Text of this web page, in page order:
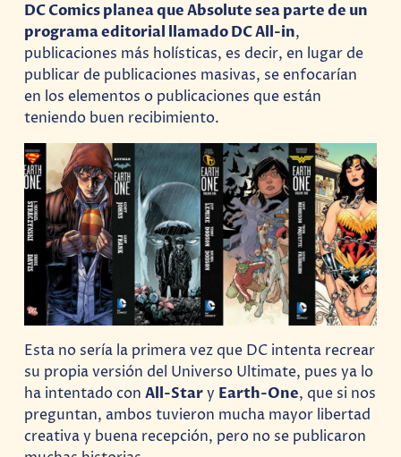
DC Comics planea que Absolute sea parte de un
programa editorial llamado DC All-in,
publicaciones más holísticas, es decir, en lugar de
publicar de publicaciones masivas, se enfocarían
en los elementos o publicaciones que están
teniendo buen recibimiento.
Esta no sería la primera vez que DC intenta recrear
su propia versión del Universo Ultimate, pues ya lo
ha intentado conAll-Stary Earth-One, que si nos
preguntan, ambos tuvieron mucha mayor libertad
creativa y buena recepción, pero no se publicaron